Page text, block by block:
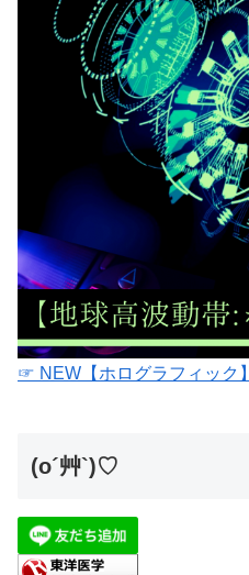
☞ NEW【ホログラフィック】
(o´艸`)♡